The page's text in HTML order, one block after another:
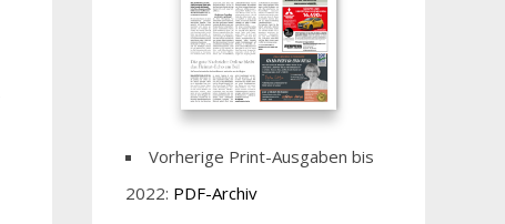
Vorherige Print-Ausgaben bis
2022: PDF-Archiv